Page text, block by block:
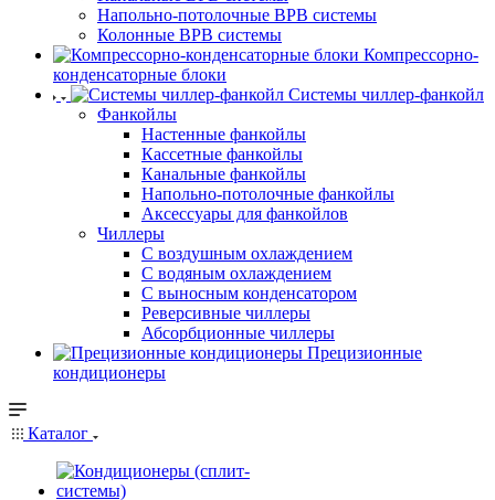
Напольно-потолочные ВРВ системы
Колонные ВРВ системы
Компрессорно-
конденсаторные блоки
Системы чиллер-фанкойл
Фанкойлы
Настенные фанкойлы
Кассетные фанкойлы
Канальные фанкойлы
Напольно-потолочные фанкойлы
Аксессуары для фанкойлов
Чиллеры
С воздушным охлаждением
С водяным охлаждением
С выносным конденсатором
Реверсивные чиллеры
Абсорбционные чиллеры
Прецизионные
кондиционеры
Каталог